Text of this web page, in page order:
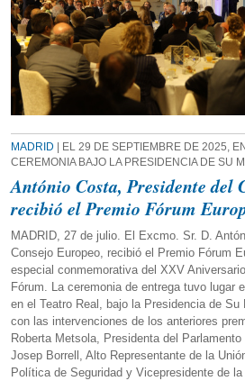
MADRID | EL 29 DE SEPTIEMBRE DE 2025,
CEREMONIA BAJO LA PRESIDENCIA DE SU
António Costa, Presidente del
recibió el Premio Fórum
MADRID, 27 de julio. El Excmo. Sr. D.
Consejo Europeo, recibió el Premio Fórum
especial conmemorativa del XXV
Fórum. La ceremonia de entrega tuvo lugar
en el Teatro Real, bajo la Presidencia de
con las intervenciones de los anteriores
Roberta Metsola, Presidenta del
Josep Borrell, Alto Representante de la
Política de Seguridad y Vicepresidente de